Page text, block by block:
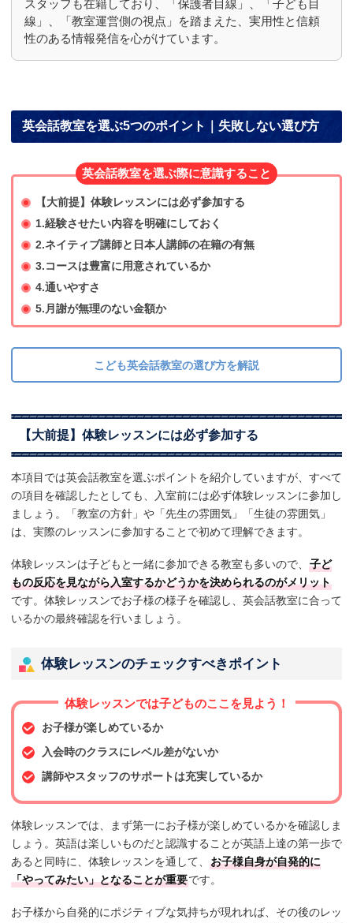
スタッフも在籍しており、「保護者目線」、「子ども目
線」、「教室運営側の視点」を踏まえた、実用性と信頼
性のある情報発信を心がけています。
英会話教室を選ぶ5つのポイント｜失敗しない選び方
英会話教室を選ぶ際に意識すること
【大前提】体験レッスンには必ず参加する
1.経験させたい内容を明確にしておく
2.ネイティブ講師と日本人講師の在籍の有無
3.コースは豊富に用意されているか
4.通いやすさ
5.月謝が無理のない金額か
こども英会話教室の選び方を解説
【大前提】体験レッスンには必ず参加する
本項目では英会話教室を選ぶポイントを紹介していますが、すべて
の項目を確認したとしても、入室前には必ず体験レッスンに参加し
ましょう。「教室の方針」や「先生の雰囲気」「生徒の雰囲気」
は、実際のレッスンに参加することで初めて理解できます。
体験レッスンは子どもと一緒に参加できる教室も多いので、 子ど
もの反応を見ながら入室するかどうかを決められるのがメリット
です。体験レッスンでお子様の様子を確認し、英会話教室に合って
いるかの最終確認を行いましょう。
体験レッスンのチェックすべきポイント
体験レッスンでは子どものここを見よう！
お子様が楽しめているか
入会時のクラスにレベル差がないか
講師やスタッフのサポートは充実しているか
体験レッスンでは、まず第一にお子様が楽しめているかを確認しま
しょう。英語は楽しいものだと認識することが英語上達の第一歩で
あると同時に、体験レッスンを通して、 お子様自身が自発的に
「やってみたい」となることが重要です。
お子様から自発的にポジティブな気持ちが現れれば、その後のレッ